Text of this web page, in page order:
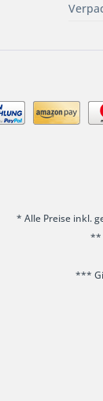
* Alle Preise inkl.
**
***